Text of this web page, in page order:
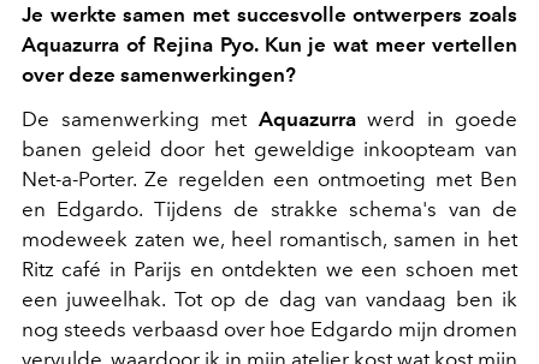
Je werkte samen met succesvolle ontwerpers zoals
Aquazurra of Rejina Pyo. Kun je wat meer vertellen
over deze samenwerkingen?
De samenwerking met Aquazurrawerd in goede
banen geleid door het geweldige inkoopteam van
Net-a-Porter. Ze regelden een ontmoeting met Ben
en Edgardo. Tijdens de strakke schema's van de
modeweek zaten we, heel romantisch, samen in het
Ritz café in Parijs en ontdekten we een schoen met
een juweelhak. Tot op de dag van vandaag ben ik
nog steeds verbaasd over hoe Edgardo mijn dromen
vervulde, waardoor ik in mijn atelier kost wat kost mijn